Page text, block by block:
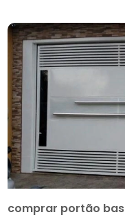
comprar portão